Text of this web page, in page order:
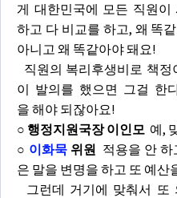
게 대한민국에 모든 직원이
하고 다 비교를 하고, 왜 똑
아니고 왜 똑같아야 돼요!
직원의 복리후생비로 책
이 발의를 했으면 그걸 한
을 해야 되잖아요!
○ 행정지원국장 이인모 예,
○ 이화묵 위원 적용을 안
은 말을 변명을 하고 또 예
그런데 거기에 맞춰서 또